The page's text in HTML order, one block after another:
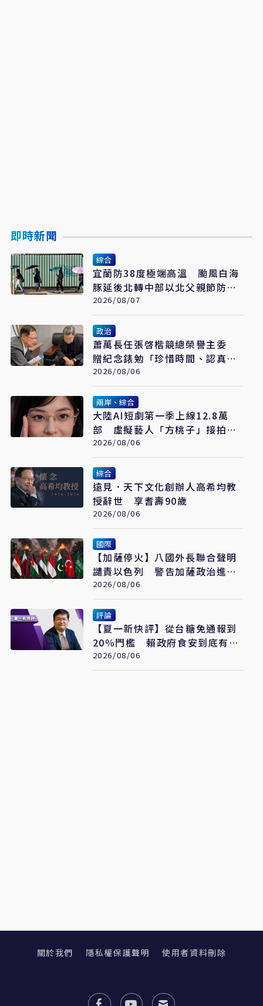
即時新聞
綜合
宜蘭防38度極端高溫 颱風白海
豚延後北轉中部以北父親節防豪
大雨
2026/08/07
政治
蕭萬長任張啓楷競總榮譽主委
贈紀念錶勉「珍惜時間、認真打
拚」
2026/08/06
兩岸、綜合
大陸AI短劇第一季上線12.8萬
部 虛擬藝人「方桃子」接拍美
瞳廣告
2026/08/06
綜合
遠見．天下文化創辦人高希均教
授辭世 享耆壽90歲
2026/08/06
國際
【加薩停火】八國外長聯合聲明
譴責以色列 警告加薩政治進程
恐全面脫軌
2026/08/06
評論
【夏一新快評】從台糖免通報到
20％門檻 賴政府食安到底有幾
套標準？
2026/08/06
關於我們 隱私權保護聲明 使用者資料刪除